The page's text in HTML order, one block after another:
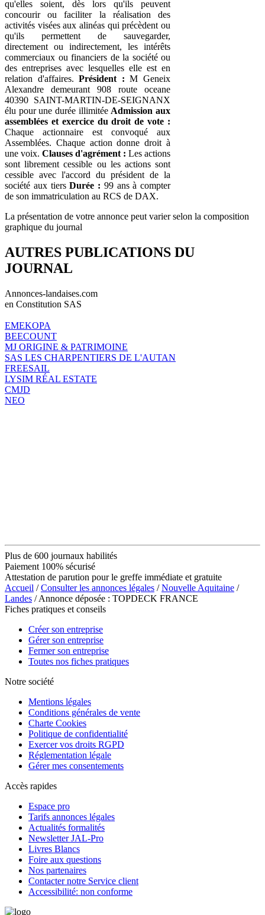
qu'elles soient, dès lors qu'ils peuvent
concourir ou faciliter la réalisation des
activités visées aux alinéas qui précèdent ou
qu'ils permettent de sauvegarder,
directement ou indirectement, les intérêts
commerciaux ou financiers de la société ou
des entreprises avec lesquelles elle est en
relation d'affaires.Président : M Geneix
Alexandre demeurant 908 route oceane
40390 SAINT-MARTIN-DE-SEIGNANX
élu pour une durée illimitée Admission aux
assemblées et exercice du droit de vote :
Chaque actionnaire est convoqué aux
Assemblées. Chaque action donne droit à
une voix. Clauses d'agrément : Les actions
sont librement cessible ou les actions sont
cessible avec l'accord du président de la
société aux tiersDurée : 99 ans à compter
de son immatriculation au RCS de DAX.
La présentation de votre annonce peut varier selon la composition
graphique du journal
AUTRES PUBLICATIONS DU
JOURNAL
Annonces-landaises.com
en Constitution SAS
EMEKOPA
BEECOUNT
MJ ORIGINE & PATRIMOINE
SAS LES CHARPENTIERS DE L'AUTAN
FREESAIL
LYSIM RÉAL ESTATE
CMJD
NEO
Plus de 600 journaux habilités
Paiement 100% sécurisé
Attestation de parution pour le greffe immédiate et gratuite
Accueil /Consulter les annonces légales /Nouvelle Aquitaine /
Landes / Annonce déposée : TOPDECK FRANCE
Fiches pratiques et conseils
Créer son entreprise
Gérer son entreprise
Fermer son entreprise
Toutes nos fiches pratiques
Notre société
Mentions légales
Conditions générales de vente
Charte Cookies
Politique de confidentialité
Exercer vos droits RGPD
Réglementation légale
Gérer mes consentements
Accès rapides
Espace pro
Tarifs annonces légales
Actualités formalités
Newsletter JAL-Pro
Livres Blancs
Foire aux questions
Nos partenaires
Contacter notre Service client
Accessibilité: non conforme